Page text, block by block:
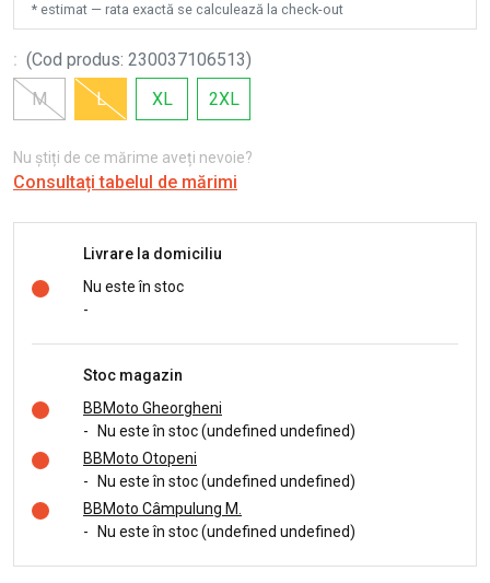
* estimat — rata exactă se calculează la check-out
: (Cod produs: 230037106513)
M
L XL 2XL
Nu știți de ce mărime aveți nevoie?
Consultați tabelul de mărimi
Livrare la domiciliu
Nu este în stoc
-
Stoc magazin
BBMoto Gheorgheni
-
Nu este în stoc (undefined undefined)
BBMoto Otopeni
-
Nu este în stoc (undefined undefined)
BBMoto Câmpulung M.
-
Nu este în stoc (undefined undefined)